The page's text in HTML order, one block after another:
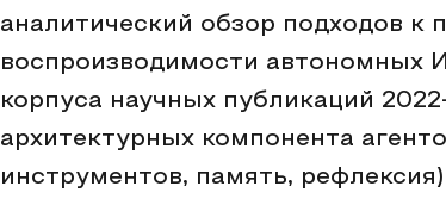
аналитический обзор подходов к
воспроизводимости автономных
корпуса научных публикаций
архитектурных компонента
инструментов, память,